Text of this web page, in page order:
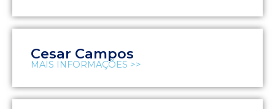
Cesar Campos
MAIS INFORMAÇÕES >>